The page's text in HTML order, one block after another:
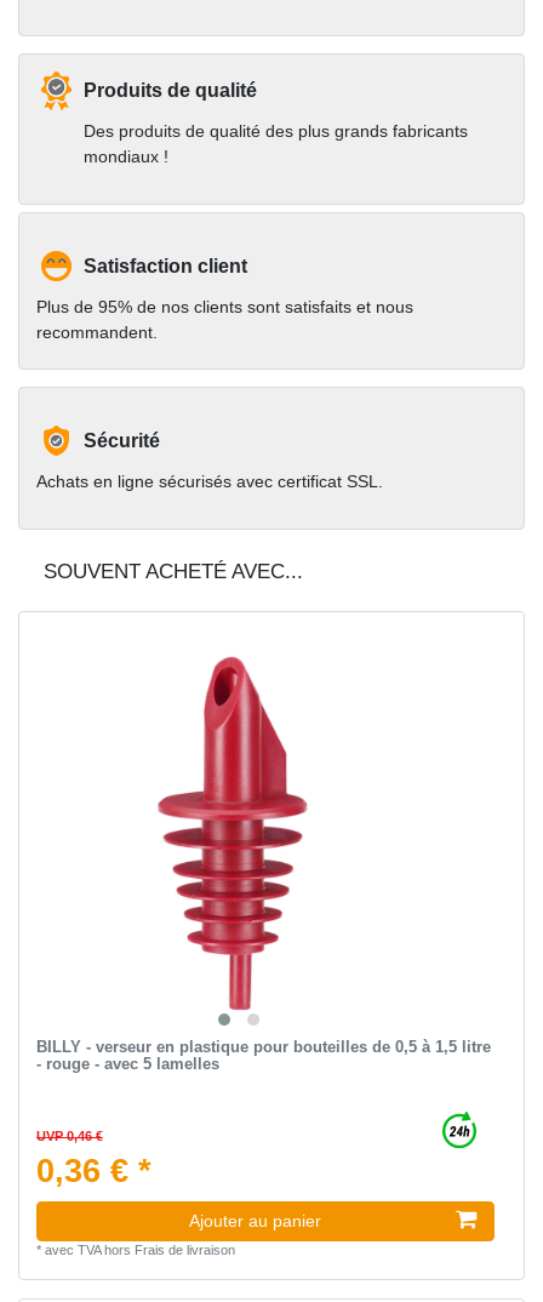
Produits de qualité
Des produits de qualité des plus grands fabricants
mondiaux !
Satisfaction client
Plus de 95% de nos clients sont satisfaits et nous
recommandent.
Sécurité
Achats en ligne sécurisés avec certificat SSL.
SOUVENT ACHETÉ AVEC...
BILLY - verseur en plastique pour bouteilles de 0,5 à 1,5 litre
- rouge - avec 5 lamelles
UVP 0,46 €
0,36 € *
Ajouter au panier
* avec TVAhors Frais de livraison